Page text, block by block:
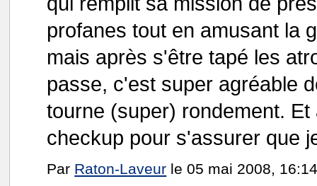
profanes tout en amusant la
mais après s'être tapé les
passe, c'est super agréable
tourne (super) rondement.
checkup pour s'assurer que
Par Raton-Laveur le 05 mai 2008,